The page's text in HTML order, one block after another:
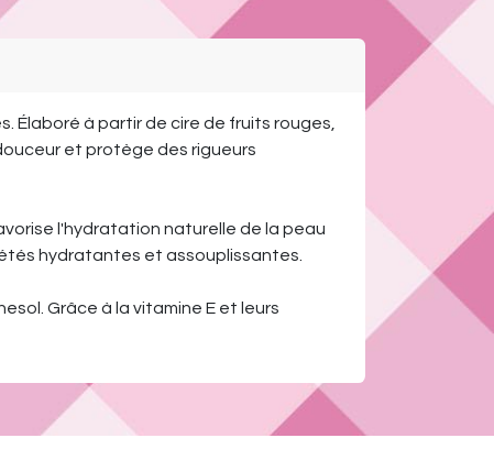
Élaboré à partir de cire de fruits rouges,
et protège des rigueurs
l'hydratation naturelle de la peau
hydratantes et assouplissantes.
Grâce à la vitamine E et leurs